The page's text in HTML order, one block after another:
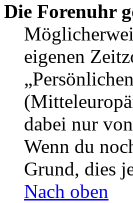
Die Forenuhr
eigenen
dabei nur
Wenn du
Grund, dies
Nach oben